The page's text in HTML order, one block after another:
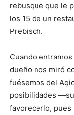
rebusque que le
los 15 de un
Prebisch.
Cuando
dueño nos miró
fuésemos del
posibilidades
favorecerlo, pues